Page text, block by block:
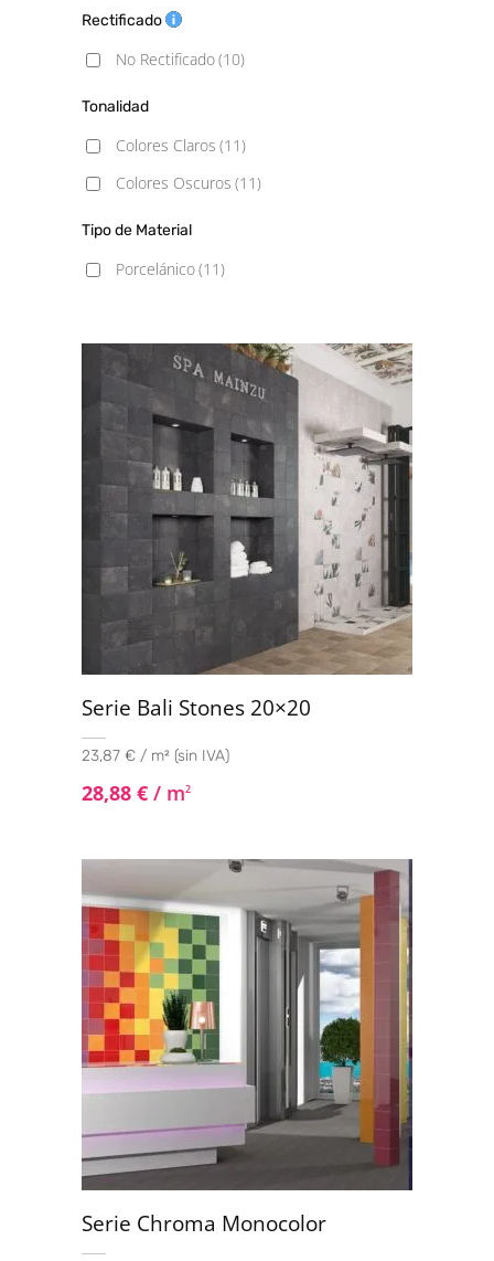
15x30 (1)
20X20
(4)
Rectificado
No Rectificado(10)
Tonalidad
Colores Claros (11)
Colores Oscuros (11)
Tipo de Material
Porcelánico(11)
Serie Bali Stones 20×20
23,87 € / m² (sin IVA)
28,88 € / m2
Serie Chroma Monocolor